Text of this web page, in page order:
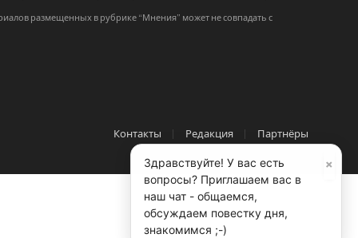
размещенных в рубрике “Мнения” может не совпадать с
Контакты Редакция Партнёры
×
Здравствуйте! У вас есть
вопросы? Приглашаем вас в
наш чат - общаемся,
обсуждаем повестку дня,
знакомимся ;-)